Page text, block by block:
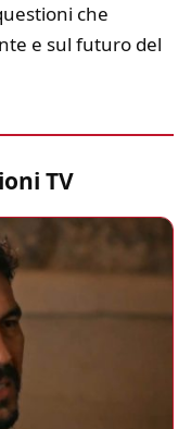
che
e sul futuro del
TV